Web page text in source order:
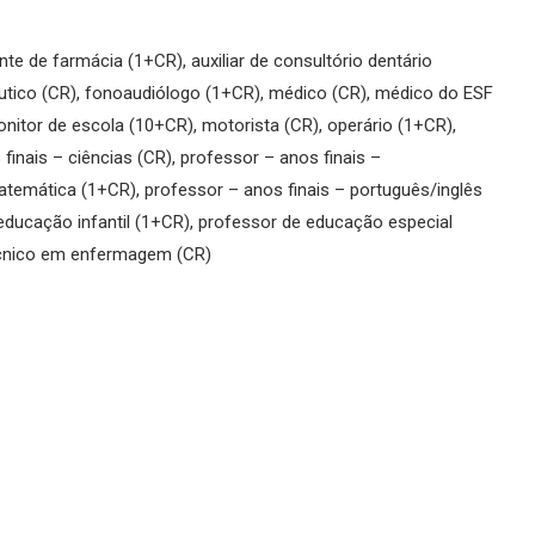
de farmácia (1+CR), auxiliar de consultório dentário
(CR), fonoaudiólogo (1+CR), médico (CR), médico do ESF
de escola (10+CR), motorista (CR), operário (1+CR),
– ciências (CR), professor – anos finais –
(1+CR), professor – anos finais – português/inglês
infantil (1+CR), professor de educação especial
em enfermagem (CR)